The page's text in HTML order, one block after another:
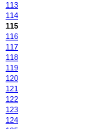
113
114
115
116
117
118
119
120
121
122
123
124